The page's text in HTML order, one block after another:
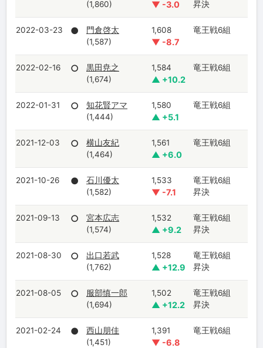
(1,860)
▼ -3.0
昇決
2022-03-23 ●
門倉啓太
(1,587)
1,608
▼ -8.7
竜王戦6組
2022-02-16 ○
黒田尭之
(1,674)
1,584
▲ +10.2
竜王戦6組
2022-01-31 ○
知花賢アマ
(1,444)
1,580
▲ +5.1
竜王戦6組
2021-12-03 ○
横山友紀
(1,464)
1,561
▲ +6.0
竜王戦6組
2021-10-26 ●
石川優太
(1,582)
1,533
▼ -7.1
竜王戦6組
昇決
2021-09-13 ○
宮本広志
(1,574)
1,532
▲ +9.2
竜王戦6組
昇決
2021-08-30 ○
出口若武
(1,762)
1,528
▲ +12.9
竜王戦6組
昇決
2021-08-05 ○
服部慎一郎
(1,694)
1,502
▲ +12.2
竜王戦6組
昇決
2021-02-24 ●
西山朋佳
(1,451)
1,391
▼ -6.8
竜王戦6組